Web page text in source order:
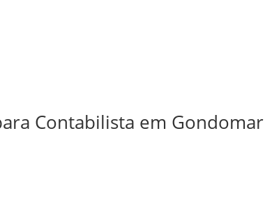
Contabilista em Gondomar